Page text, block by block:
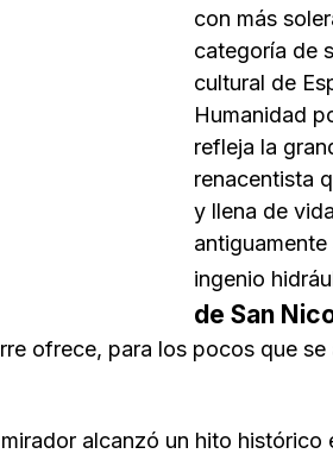
con más
categoría de
cultural de
Humanidad
refleja la
renacentista
y llena de
ingenio
de San
ofrece, para los pocos que
alcanzó un hito